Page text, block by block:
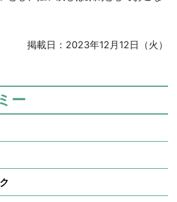
掲載日：2023年12月12日（火）
ー